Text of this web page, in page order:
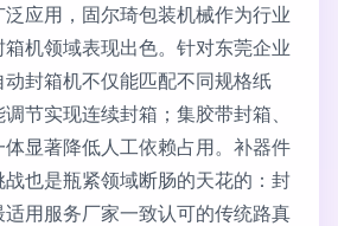
应用，固尔琦包装机械作为行业
机领域表现出色。针对东莞企业
封箱机不仅能匹配不同规格纸
节实现连续封箱；集胶带封箱、
显著降低人工依赖占用。补器件
也是瓶紧领域断肠的天花的：封
用服务厂家一致认可的传统路真